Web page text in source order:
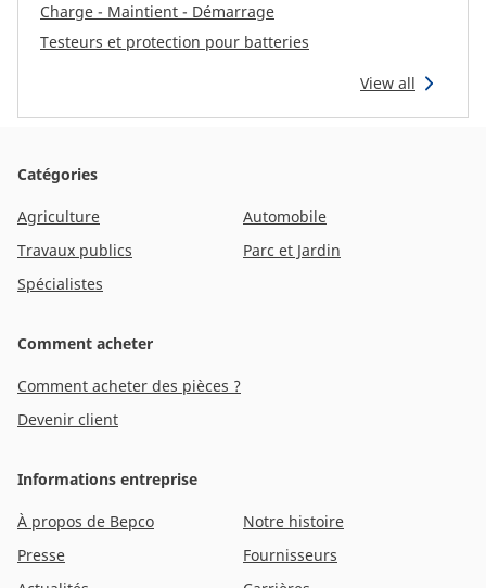
Charge - Maintient - Démarrage
Testeurs et protection pour batteries
View all
Catégories
Agriculture
Automobile
Travaux publics
Parc et Jardin
Spécialistes
Comment acheter
Comment acheter des pièces ?
Devenir client
Informations entreprise
À propos de Bepco
Notre histoire
Presse
Fournisseurs